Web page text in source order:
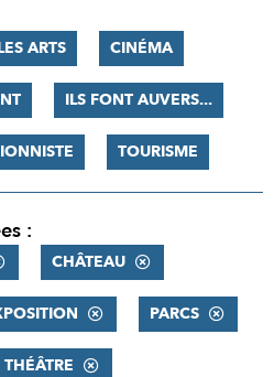
ARTS CINÉMA
ILS FONT AUVERS...
TOURISME
:
CHÂTEAU
PARCS
THÉÂTRE